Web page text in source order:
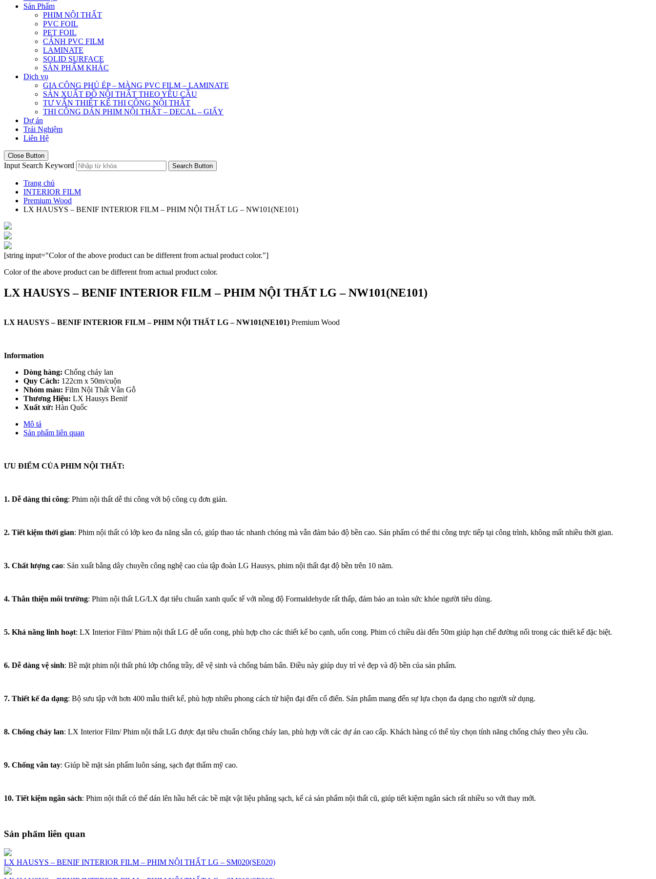
Sản Phẩm
PHIM NỘI THẤT
PVC FOIL
PET FOIL
CÁNH PVC FILM
LAMINATE
SOLID SURFACE
SẢN PHẨM KHÁC
Dịch vụ
GIA CÔNG PHỦ ÉP – MÀNG PVC FILM – LAMINATE
SẢN XUẤT ĐỒ NỘI THẤT THEO YÊU CẦU
TƯ VẤN THIẾT KẾ THI CÔNG NỘI THẤT
THI CÔNG DÁN PHIM NỘI THẤT – DECAL – GIẤY
Dự án
Trải Nghiệm
Liên Hệ
Close Button
Input Search Keyword Search Button
Trang chủ
INTERIOR FILM
Premium Wood
LX HAUSYS – BENIF INTERIOR FILM – PHIM NỘI THẤT LG – NW101(NE101)
[string input="Color of the above product can be different from actual product color."]
Color of the above product can be different from actual product color.
LX HAUSYS – BENIF INTERIOR FILM – PHIM NỘI THẤT LG – NW101(NE101)
LX HAUSYS – BENIF INTERIOR FILM – PHIM NỘI THẤT LG – NW101(NE101) Premium Wood
Information
Dòng hàng: Chống cháy lan
Quy Cách: 122cm x 50m/cuộn
Nhóm màu: Film Nội Thất Vân Gỗ
Thương Hiệu: LX Hausys Benif
Xuất xứ: Hàn Quốc
Mô tả
Sản phẩm liên quan
ƯU ĐIỂM CỦA PHIM NỘI THẤT:
1. Dễ dàng thi công: Phim nội thất dễ thi công với bộ công cụ đơn giản.
2. Tiết kiệm thời gian: Phim nội thất có lớp keo đa năng sẵn có, giúp thao tác nhanh chóng mà vẫn đảm bảo độ bền cao. Sản phẩm có thể thi công trực tiếp tại công trình, không mất nhiều thời gian.
3. Chất lượng cao: Sản xuất bằng dây chuyền công nghệ cao của tập đoàn LG Hausys, phim nội thất đạt độ bền trên 10 năm.
4. Thân thiện môi trường: Phim nội thất LG/LX đạt tiêu chuẩn xanh quốc tế với nồng độ Formaldehyde rất thấp, đảm bảo an toàn sức khỏe người tiêu dùng.
5. Khả năng linh hoạt: LX Interior Film/ Phim nội thất LG dễ uốn cong, phù hợp cho các thiết kế bo cạnh, uốn cong. Phim có chiều dài đến 50m giúp hạn chế đường nối trong các thiết kế đặc biệt.
6. Dễ dàng vệ sinh: Bề mặt phim nội thất phủ lớp chống trầy, dễ vệ sinh và chống bám bẩn. Điều này giúp duy trì vẻ đẹp và độ bền của sản phẩm.
7. Thiết kế đa dạng: Bộ sưu tập với hơn 400 mẫu thiết kế, phù hợp nhiều phong cách từ hiện đại đến cổ điển. Sản phẩm mang đến sự lựa chọn đa dạng cho người sử dụng.
8. Chống cháy lan: LX Interior Film/ Phim nội thất LG được đạt tiêu chuẩn chống cháy lan, phù hợp với các dự án cao cấp. Khách hàng có thể tùy chọn tính năng chống cháy theo yêu cầu.
9. Chống vân tay: Giúp bề mặt sản phẩm luôn sáng, sạch đạt thẩm mỹ cao.
10. Tiết kiệm ngân sách: Phim nội thất có thể dán lên hầu hết các bề mặt vật liệu phẳng sạch, kể cả sản phẩm nội thất cũ, giúp tiết kiệm ngân sách rất nhiều so với thay mới.
Sản phẩm liên quan
LX HAUSYS – BENIF INTERIOR FILM – PHIM NỘI THẤT LG – SM020(SE020)